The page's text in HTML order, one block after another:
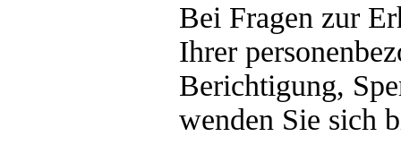
Bei Fragen zur
Ihrer
Berichtigung,
wenden Sie sich